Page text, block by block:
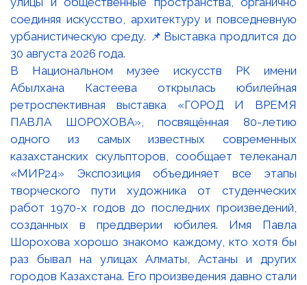
В Национальном музее искусств РК имени
Абылхана Кастеева открылась юбилейная
ретроспективная выставка «ГОРОД И ВРЕМЯ
ПАВЛА ШОРОХОВА», посвящённая 80-летию
одного из самых известных современных
казахстанских скульпторов, сообщает телеканал
«МИР24» Экспозиция объединяет все этапы
творческого пути художника от студенческих
работ 1970-х годов до последних произведений,
созданных в преддверии юбилея. Имя Павла
Шорохова хорошо знакомо каждому, кто хотя бы
раз бывал на улицах Алматы, Астаны и других
городов Казахстана. Его произведения давно стали